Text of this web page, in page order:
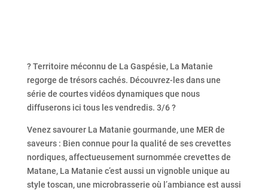
? Territoire méconnu de La Gaspésie, La Matanie
regorge de trésors cachés. Découvrez-les dans une
série de courtes vidéos dynamiques que nous
diffuserons ici tous les vendredis. 3/6 ?
Venez savourer La Matanie gourmande, une MER de
saveurs : Bien connue pour la qualité de ses crevettes
nordiques, affectueusement surnommée crevettes de
Matane, La Matanie c’est aussi un vignoble unique au
style toscan, une microbrasserie où l’ambiance est aussi